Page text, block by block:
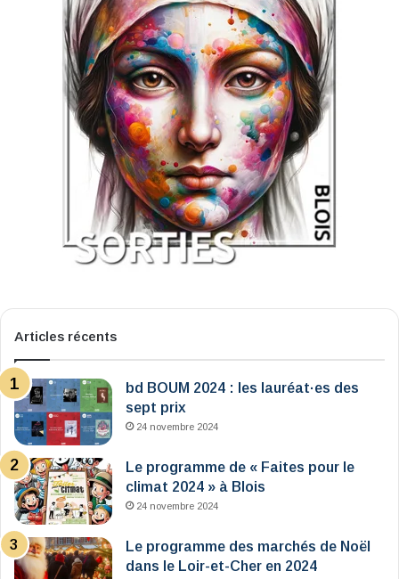
Articles récents
bd BOUM 2024 : les lauréat·es des
sept prix
24 novembre 2024
Le programme de « Faites pour le
climat 2024 » à Blois
24 novembre 2024
Le programme des marchés de Noël
dans le Loir-et-Cher en 2024